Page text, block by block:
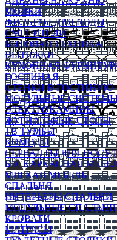
МОЙКИ
ФИЛЬТРЫ ДЛЯ ВОДЫ
СМЕСИТЕЛИ
БЫТОВАЯ ТЕХНИКА
ВЫТЯЖКИ
КУХОННАЯ
ГОСТИНАЯ
СТЕНКИ В ГОСТИНУЮ
МОДУЛЬНЫЕ
ЭЛЕКТРОКАМИНЫ
ЖУРНАЛЬНЫЕ СТОЛЫ
ТВ ТУМБЫ
КОМОДЫ
СЕРВАНТЫ ДЛЯ
БЕСКАРКАСНАЯ
МЯГКАЯ МЕБЕЛЬ
СПАЛЬНЯ
ИНТЕРЬЕРЫ СПАЛЬНИ
МОДУЛЬНЫЕ СПАЛЬНИ
КРОВАТИ
МАТРАСЫ